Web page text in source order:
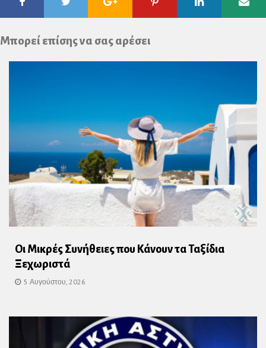
Plus
Μπορεί επίσης να σας αρέσει
Οι Μικρές Συνήθειες που Κάνουν τα Ταξίδια
Ξεχωριστά
5 Αυγούστου, 2026